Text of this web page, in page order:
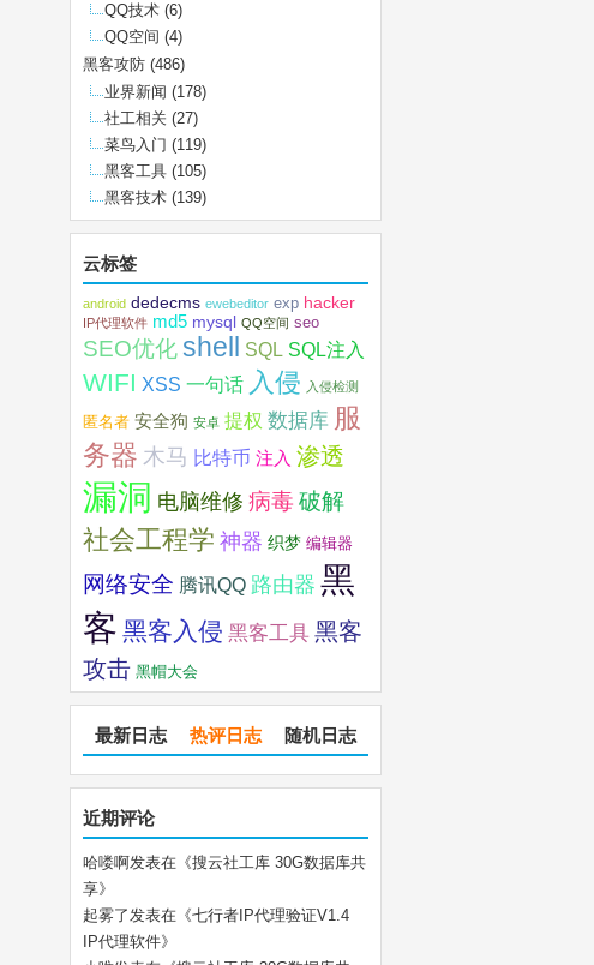
QQ技术 (6)
QQ空间 (4)
黑客攻防 (486)
业界新闻 (178)
社工相关 (27)
菜鸟入门 (119)
黑客工具 (105)
黑客技术 (139)
云标签
android dedecms ewebeditor exp hacker
IP代理软件 md5 mysql QQ空间 seo
SEO优化 shell SQL SQL注入
WIFI XSS 一句话 入侵 入侵检测
匿名者 安全狗 安卓 提权 数据库 服
务器 木马 比特币 注入 渗透
漏洞 电脑维修 病毒 破解
社会工程学 神器 织梦 编辑器
网络安全 腾讯QQ 路由器 黑
客 黑客入侵 黑客工具 黑客
攻击 黑帽大会
最新日志 热评日志 随机日志
近期评论
哈喽啊发表在《搜云社工库 30G数据库共
享》
起雾了发表在《七行者IP代理验证V1.4
IP代理软件》